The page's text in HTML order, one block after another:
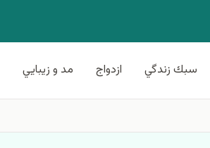
سبك زندگي ازدواج مد و زيبايي